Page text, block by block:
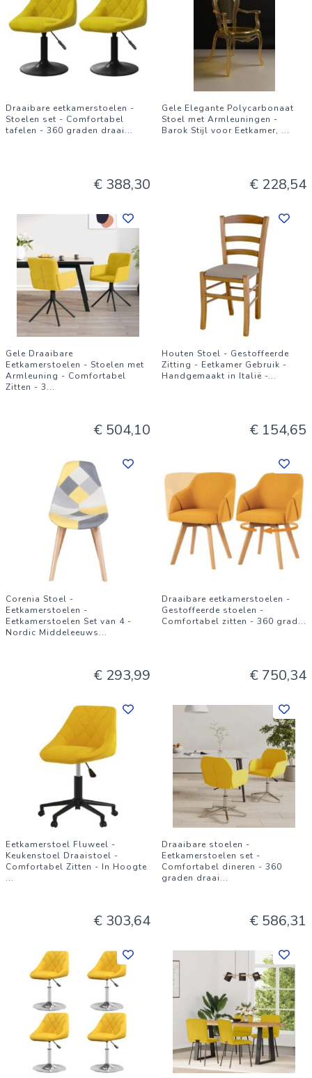
Draaibare eetkamerstoelen -
Stoelen set - Comfortabel
tafelen - 360 graden draai...
€ 388,30
Gele Elegante Polycarbonaat
Stoel met Armleuningen -
Barok Stijl voor Eetkamer, ...
€ 228,54
Gele Draaibare
Eetkamerstoelen - Stoelen met
Armleuning - Comfortabel
Zitten - 3...
€ 504,10
Houten Stoel - Gestoffeerde
Zitting - Eetkamer Gebruik -
Handgemaakt in Italië -...
€ 154,65
Corenia Stoel -
Eetkamerstoelen -
Eetkamerstoelen Set van 4 -
Nordic Middeleeuws...
€ 293,99
Draaibare eetkamerstoelen -
Gestoffeerde stoelen -
Comfortabel zitten - 360 grad...
€ 750,34
Eetkamerstoel Fluweel -
Keukenstoel Draaistoel -
Comfortabel Zitten - In Hoogte
...
€ 303,64
Draaibare stoelen -
Eetkamerstoelen set -
Comfortabel dineren - 360
graden draai...
€ 586,31